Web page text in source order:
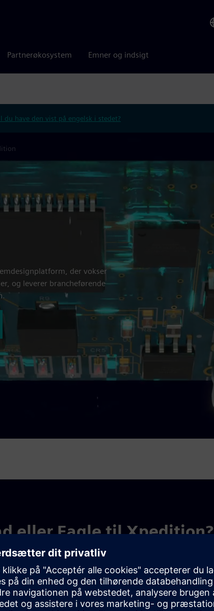
Partnerøkosystem Emner og indsigt
du have den vist på engelsk i stedet?
der vokser
og leverer brancheførende
eller Eagle til Xpedition?
af biblioteker, genkontrol af ethvert ældre
migreringsværktøjer, parret med vores
design og biblioteker ind i Xpedition med en klar,